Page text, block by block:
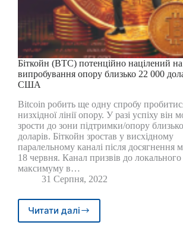
Біткойн (BTC) потенційно націлений на
випробування опору близько 22 000
США
Bitcoin робить ще одну спробу
низхідної лінії опору. У разі успіху він
зрости до зони підтримки/опору
доларів. Біткойн зростав у висхідному
паралельному каналі після досягнення
18 червня. Канал призвів до локального
максимуму в…
31 Серпня, 2022
Читати далі
Біткойн
(BTC)